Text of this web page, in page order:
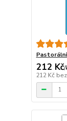
212 Kč/
212 Kč